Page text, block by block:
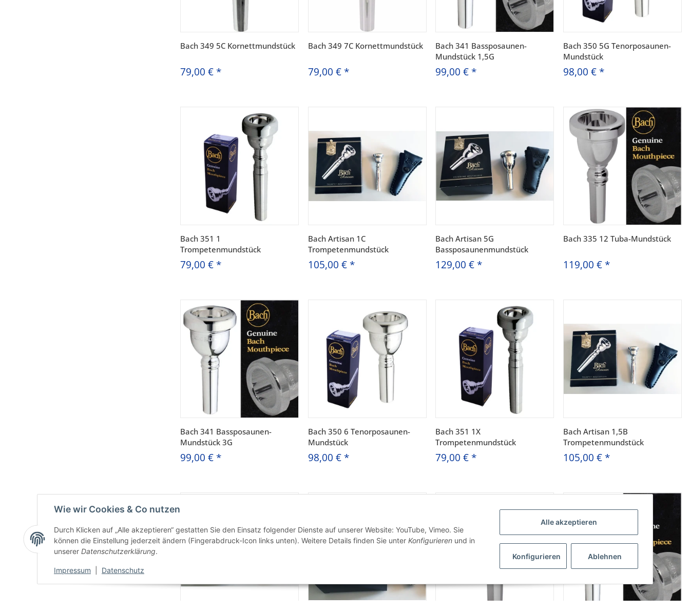
Wie wir Cookies & Co nutzen
Durch Klicken auf „Alle akzeptieren“ gestatten Sie den Einsatz folgender Dienste auf unserer Website: YouTube, Vimeo. Sie
können die Einstellung jederzeit ändern (Fingerabdruck-Icon links unten). Weitere Details finden Sie unter Konfigurieren und in
unserer Datenschutzerklärung.
Impressum Datenschutz
Alle akzeptieren
Konfigurieren Ablehnen
Bach 349 5C Kornettmundstück
79,00 € *
Bach 349 7C Kornettmundstück
79,00 € *
Bach 341 Bassposaunen-
Mundstück 1,5G
99,00 € *
Bach 350 5G Tenorposaunen-
Mundstück
98,00 € *
Bach 351 1
Trompetenmundstück
79,00 € *
Bach Artisan 1C
Trompetenmundstück
105,00 € *
Bach Artisan 5G
Bassposaunenmundstück
129,00 € *
Bach 335 12 Tuba-Mundstück
119,00 € *
Bach 341 Bassposaunen-
Mundstück 3G
99,00 € *
Bach 350 6 Tenorposaunen-
Mundstück
98,00 € *
Bach 351 1X
Trompetenmundstück
79,00 € *
Bach Artisan 1,5B
Trompetenmundstück
105,00 € *